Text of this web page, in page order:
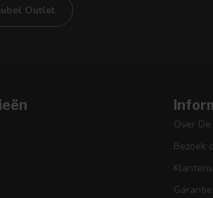
Outlet
Over
Bezoek